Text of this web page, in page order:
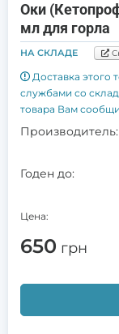
Оки
мл для горла
НА СКЛАДЕ
Доставка этого
службами со
товара Вам
Производитель:
Годен до:
Цена:
650 грн